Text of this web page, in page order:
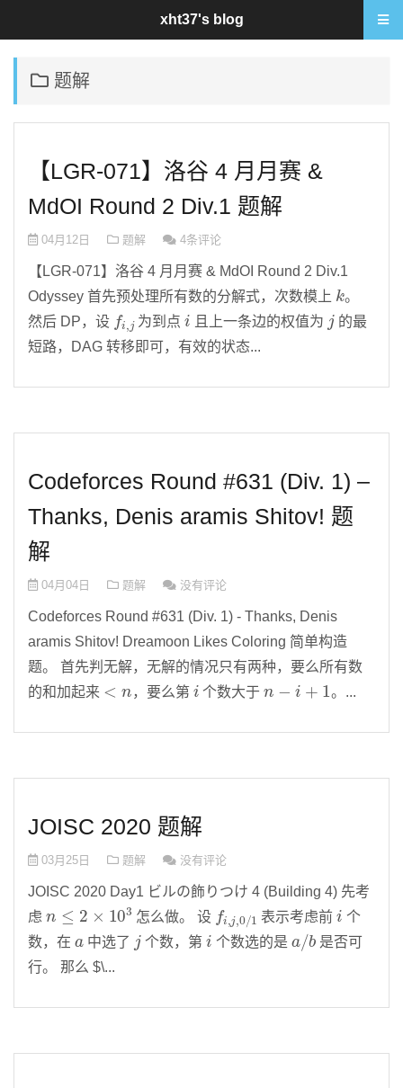
题解
【LGR-071】洛谷 4 月月赛 &
MdOI Round 2 Div.1 题解
04月12日 题解 4条评论
【LGR-071】洛谷 4 月月赛 & MdOI Round 2 Div.1
Odyssey 首先预处理所有数的分解式，次数模上
k
。
然后 DP，设
i,
为到点
i
且上一条边的权值为
的最
短路，DAG 转移即可，有效的状态...
Codeforces Round #631 (Div. 1) –
Thanks, Denis aramis Shitov! 题
解
04月04日 题解 没有评论
Codeforces Round #631 (Div. 1) - Thanks, Denis
aramis Shitov! Dreamoon Likes Coloring 简单构造
题。 首先判无解，无解的情况只有两种，要么所有数
的和加起来
，要么第
i
个数大于
1
。...
JOISC 2020 题解
03月25日 题解 没有评论
JOISC 2020 Day1 ビルの飾りつけ 4 (Building 4) 先考
虑
2 ×10 3
怎么做。 设
i,
表示考虑前
i
个
数，在
中选了 个数，第
i
个数选的是
b
是否可
行。 那么 $\...
xht37's blog